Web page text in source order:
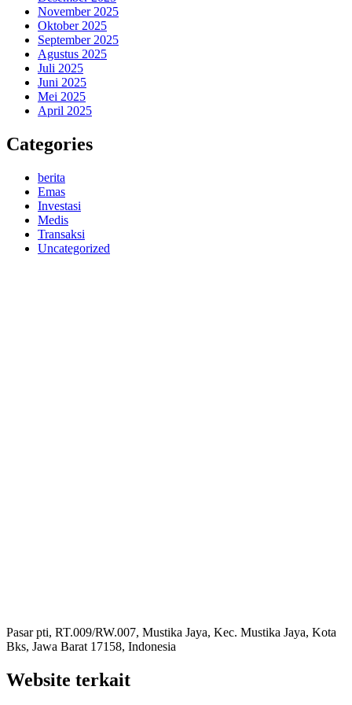
November 2025
Oktober 2025
September 2025
Agustus 2025
Juli 2025
Juni 2025
Mei 2025
April 2025
Categories
berita
Emas
Investasi
Medis
Transaksi
Uncategorized
Pasar pti, RT.009/RW.007, Mustika Jaya, Kec. Mustika Jaya, Kota
Bks, Jawa Barat 17158, Indonesia
Website terkait